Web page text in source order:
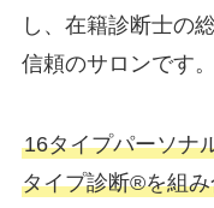
し、在籍診断士の
信頼のサロンです。
16タイプパーソナ
タイプ診断®を組